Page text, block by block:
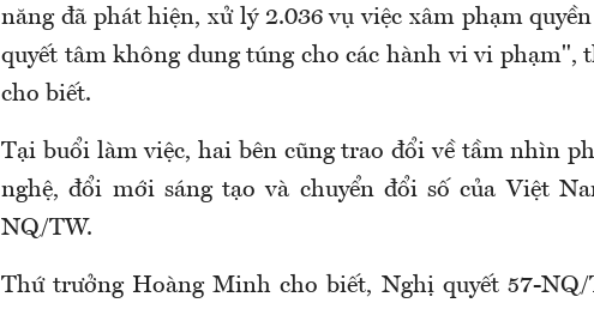
năng đã phát hiện, xử lý 2.036 vụ việc xâm phạm
quyết tâm không dung túng cho các hành vi vi
cho biết.
Tại buổi làm việc, hai bên cũng trao đổi về tầm nhìn
nghệ, đổi mới sáng tạo và chuyển đổi số của Việt
NQ/TW.
Thứ trưởng Hoàng Minh cho biết, Nghị quyết 57-NQ/